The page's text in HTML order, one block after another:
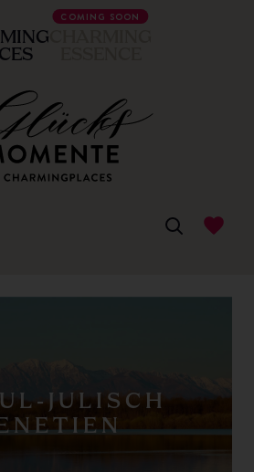
COMING SOON
JULISCH